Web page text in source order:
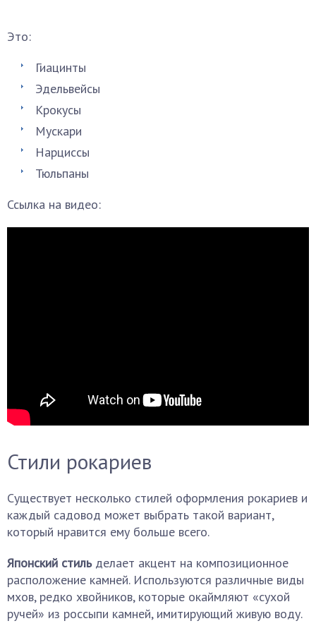
Это:
Гиацинты
Эдельвейсы
Крокусы
Мускари
Нарциссы
Тюльпаны
Ссылка на видео:
Стили рокариев
Существует несколько стилей оформления рокариев и
каждый садовод может выбрать такой вариант,
который нравится ему больше всего.
Японский стильделает акцент на композиционное
расположение камней. Используются различные виды
мхов, редко хвойников, которые окаймляют «сухой
ручей» из россыпи камней, имитирующий живую воду.